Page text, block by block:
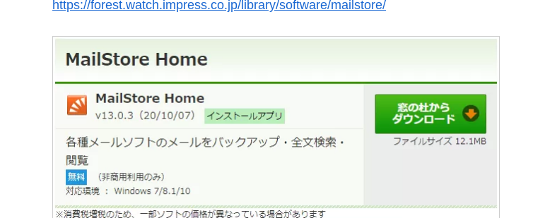
https://forest.watch.impress.co.jp/library/software/mailstore/